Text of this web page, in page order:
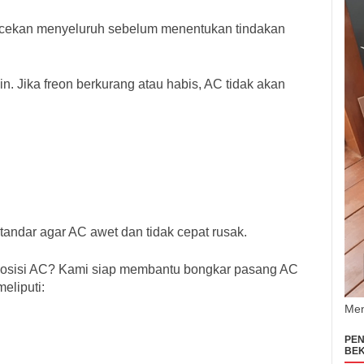
menyeluruh sebelum menentukan tindakan
Jika freon berkurang atau habis, AC tidak akan
agar AC awet dan tidak cepat rusak.
AC? Kami siap membantu bongkar pasang AC